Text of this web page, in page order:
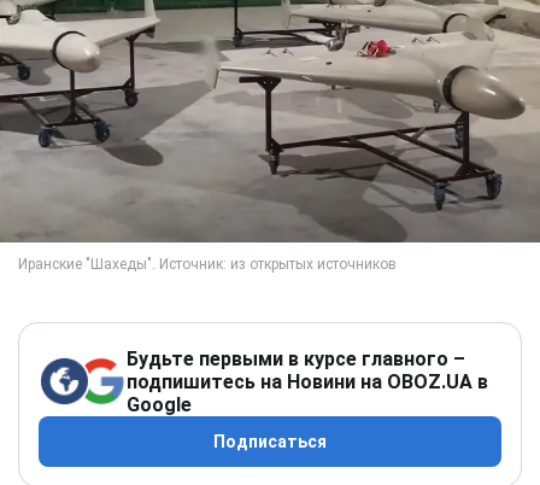
Будьте первыми в курсе главного –
подпишитесь на Новини на OBOZ.UA в
Google
Подписаться